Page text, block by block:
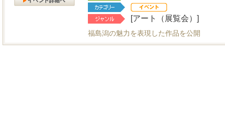
[アート（展覧会）]
福島潟の魅力を表現した作品を公開